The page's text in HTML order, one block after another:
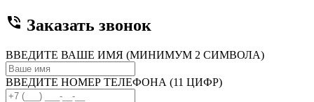
phone_in_talk Заказать звонок
ВВЕДИТЕ ВАШЕ ИМЯ (МИНИМУМ 2 СИМВОЛА)
ВВЕДИТЕ НОМЕР ТЕЛЕФОНА (11 ЦИФР)